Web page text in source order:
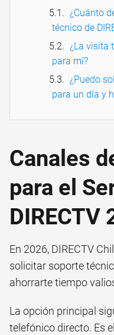
¿Cuánto
técnico de
¿La visita
para mí?
¿Puedo
para un día y
Canales
para el
DIRECTV
En 2026, DIRECTV
solicitar soporte
ahorrarte tiempo
La opción principal
telefónico directo. Es